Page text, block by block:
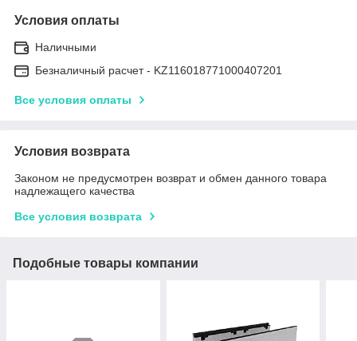
Условия оплаты
Наличными
Безналичный расчет - KZ116018771000407201
Все условия оплаты
Условия возврата
Законом не предусмотрен возврат и обмен данного товара
надлежащего качества
Все условия возврата
Подобные товары компании